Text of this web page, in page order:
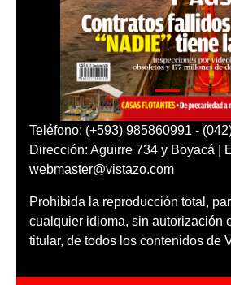
Teléfono: (+593) 985860991 -
Dirección: Aguirre 734 y Boyacá |
webmaster@vistazo.com
Prohibida la reproducción total,
cualquier idioma, sin autorización
titular, de todos los contenidos de